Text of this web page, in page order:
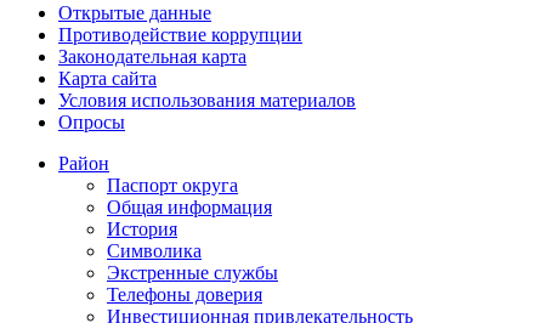
Открытые данные
Противодействие коррупции
Законодательная карта
Карта сайта
Условия использования материалов
Опросы
Район
Паспорт округа
Общая информация
История
Символика
Экстренные службы
Телефоны доверия
Инвестиционная привлекательность